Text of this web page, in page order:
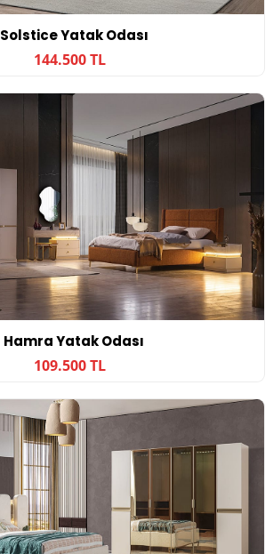
Solstice Yatak Odası
144.500 TL
Hamra Yatak Odası
109.500 TL